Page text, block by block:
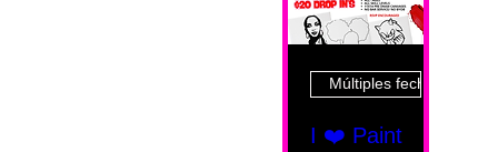
Múltiples fechas
I ❤️ Paint